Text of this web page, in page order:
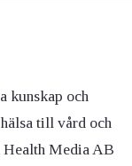
kunskap och
till vård och
Media AB